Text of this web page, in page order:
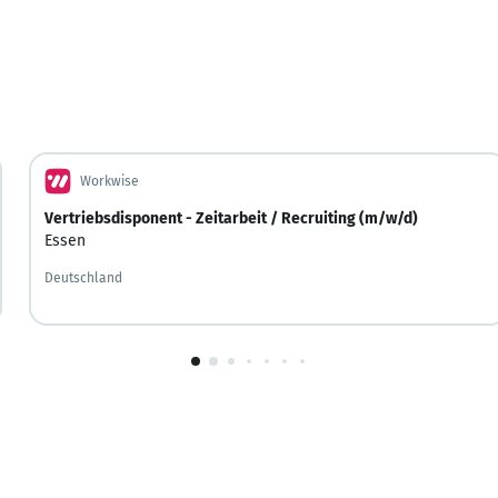
Workwise
Vertriebsdisponent - Zeitarbeit / Recruiting (m/w/d)
Essen
Deutschland
1